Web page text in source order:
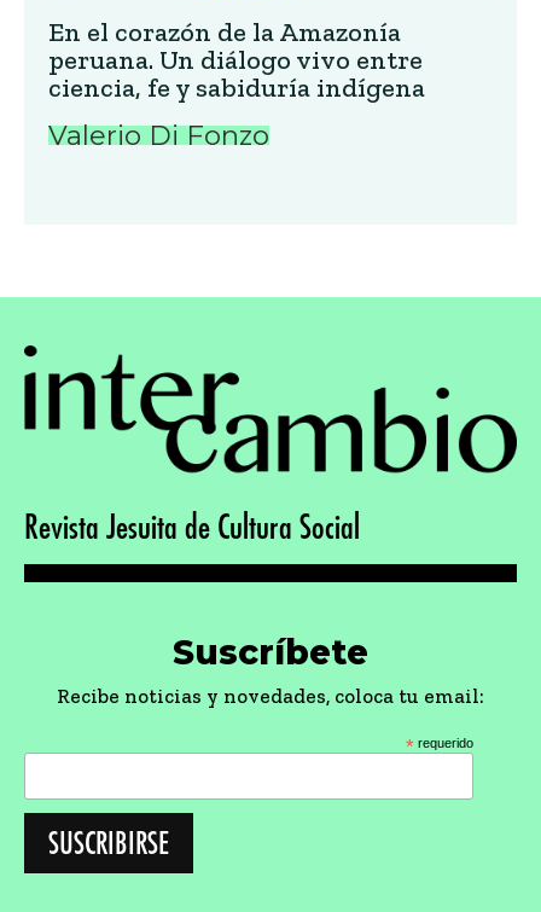
En el corazón de la Amazonía
peruana. Un diálogo vivo entre
ciencia, fe y sabiduría indígena
Valerio Di Fonzo
Revista Jesuita de Cultura Social
Suscríbete
Recibe noticias y novedades, coloca tu email:
* requerido